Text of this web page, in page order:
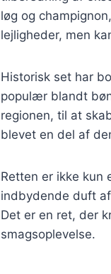
løg og
lejligheder, men
Historisk set har
populær blandt
regionen, til at
blevet en del af
Retten er ikke kun
indbydende duft
Det er en ret, der
smagsoplevelse.